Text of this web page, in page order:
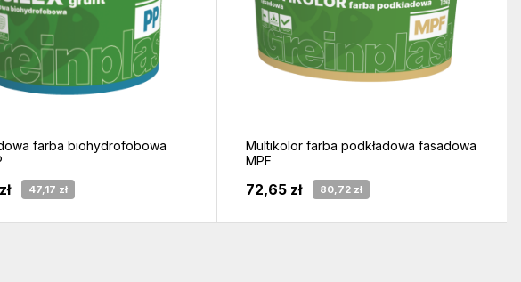
farba biohydrofobowa
47,17 zł
Multikolor farba podkładowa fasadowa
MPF
72,65 zł 80,72 zł